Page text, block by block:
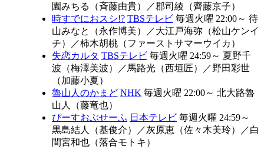
園みちる（斉藤由貴）
／郡司綾（齊藤京子）
時すでにおスシ!? TBSテレビ 毎週火曜 22:00～ 待
山みなと（永作博美）
／大江戸海弥（松山ケンイ
チ）
／柿木胡桃（ファーストサマーウイカ）
失恋カルタ TBSテレビ 毎週火曜 24:59～ 夏野千
波（梅澤美波）
／馬路光（西垣匠） ／野田彩世
（加藤小夏）
魯山人のかまど NHK 毎週火曜 22:00～ 北大路魯
山人（藤竜也）
ぴーすおぶせーふ 日本テレビ 毎週火曜 24:59～
黒島結人（基俊介）
／灰原恵（佐々木美玲） ／白
間宮和也（落合モトキ）